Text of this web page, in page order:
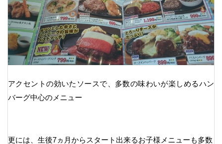
アクセントの効いたソースで、多数の味わいが楽しめるハン
バーグ中心のメニュー
更には、生後7ヵ月からスタート出来るお子様メニューも多数